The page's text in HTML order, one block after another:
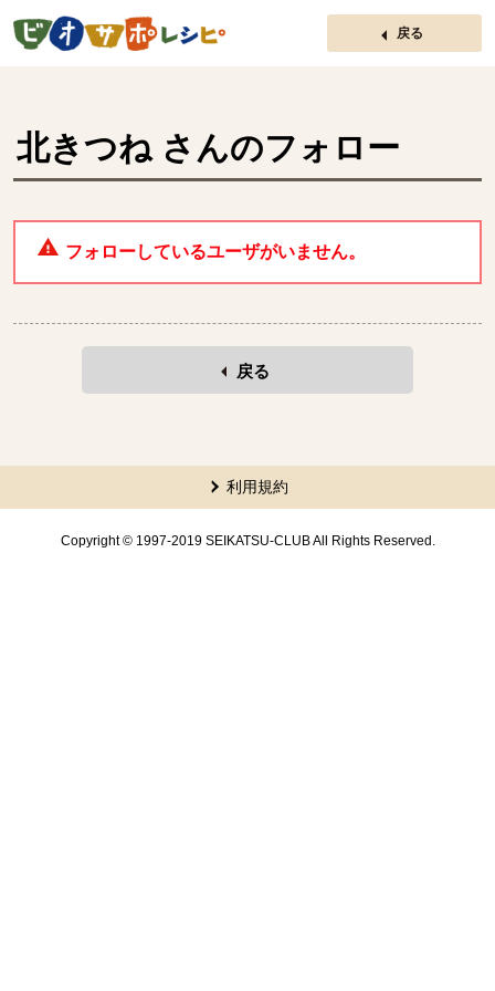
ページの先頭です。
戻る
北きつね さんのフォロー
フォローしているユーザがいません。
戻る
ここから共通フッターメニューです。
利用規約
Copyright © 1997-2019 SEIKATSU-CLUB All Rights Reserved.